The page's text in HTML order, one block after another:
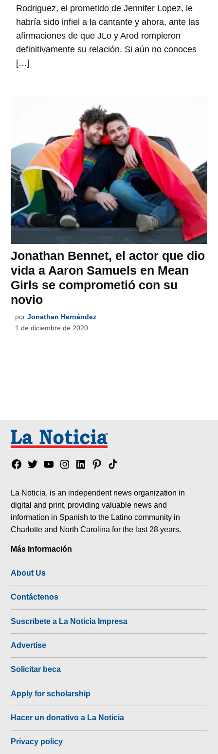
Rodriguez, el prometido de Jennifer Lopez, le
habría sido infiel a la cantante y ahora, ante las
afirmaciones de que JLo y Arod rompieron
definitivamente su relación. Si aún no conoces
[…]
Jonathan Bennet, el actor que dio
vida a Aaron Samuels en Mean
Girls se comprometió con su
novio
por Jonathan Hernández
1 de diciembre de 2020
Facebook
TwitterYouTubeInstagram
LinkedinPinterest
Tik
La Noticia, is an independent news organization in
digital and print, providing valuable news and
information in Spanish to the Latino community in
Charlotte and North Carolina for the last 28 years.
Más Información
About Us
Contáctenos
Suscríbete a La Noticia Impresa
Advertise
Solicitar beca
Apply for scholarship
Hacer un donativo a La Noticia
Privacy policy